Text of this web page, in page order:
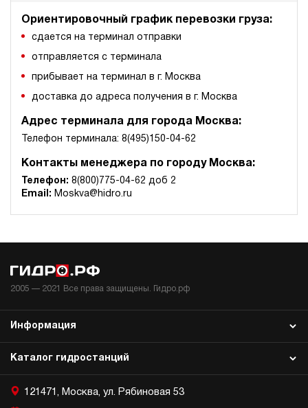
Ориентировочный график перевозки груза:
сдается на терминал отправки
отправляется с терминала
прибывает на терминал в г. Москва
доставка до адреса получения в г. Москва
Адрес терминала для города Москва:
Телефон терминала: 8(495)150-04-62
Контакты менеджера по городу Москва:
Телефон: 8(800)775-04-62 доб 2
Email: Moskva@hidro.ru
2005 — 2021 Все права защищены. Гидро.рф
Каталог гидростанций
Информация
121471, Москва, ул. Рябиновая 53